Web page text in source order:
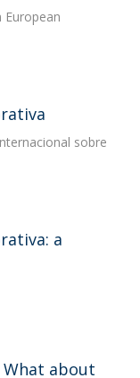
European
sobre
a
What about